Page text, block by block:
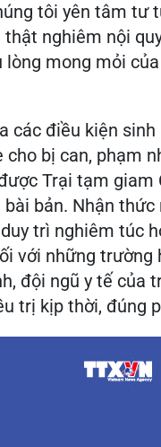
tôi yên tâm tư
nghiêm nội
mong mỏi
các điều kiện
bị can, phạm
Trại tạm giam
bản. Nhận
trì nghiêm túc
với những trường
đội ngũ y tế của
trị kịp thời, đúng